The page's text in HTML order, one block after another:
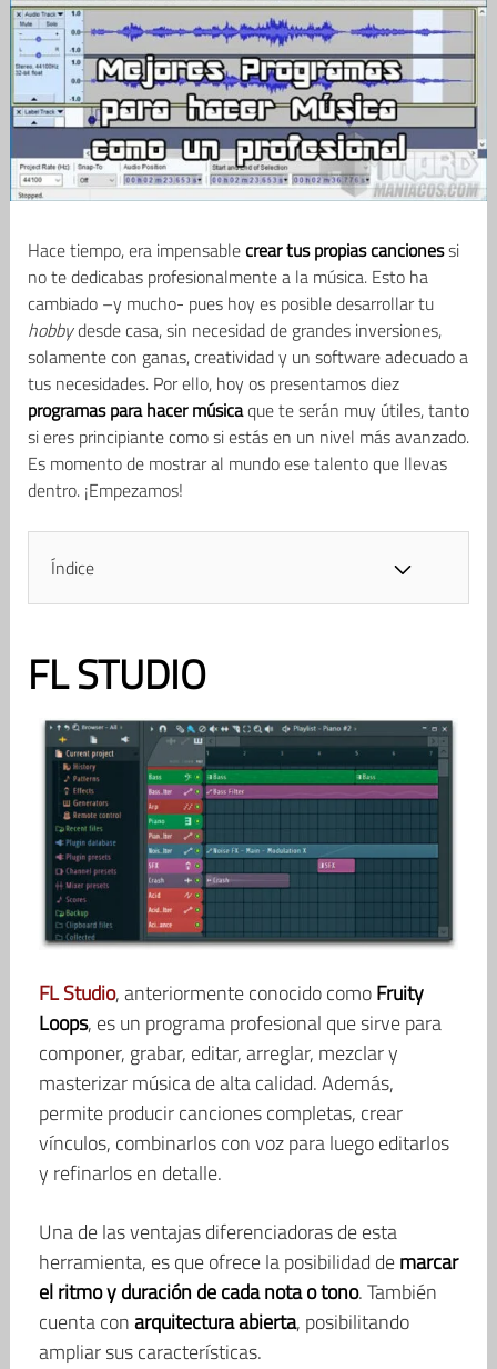
Hace tiempo, era impensablecrear tus propias cancionessi
no te dedicabas profesionalmente a la música. Esto ha
cambiado –y mucho- pues hoy es posible desarrollar tu
hobbydesde casa, sin necesidad de grandes inversiones,
solamente con ganas, creatividad y un software adecuado a
tus necesidades. Por ello, hoy os presentamos diez
programas para hacer músicaque te serán muy útiles, tanto
si eres principiante como si estás en un nivel más avanzado.
Es momento de mostrar al mundo ese talento que llevas
dentro. ¡Empezamos!
Índice
FL STUDIO
FL Studio, anteriormente conocido comoFruity
Loops, es un programa profesional que sirve para
componer, grabar, editar, arreglar, mezclar y
masterizar música de alta calidad. Además,
permite producir canciones completas, crear
vínculos, combinarlos con voz para luego editarlos
y refinarlos en detalle.
Una de las ventajas diferenciadoras de esta
herramienta, es que ofrece la posibilidad demarcar
el ritmo y duración de cada nota o tono. También
cuenta conarquitectura abierta, posibilitando
ampliar sus características.